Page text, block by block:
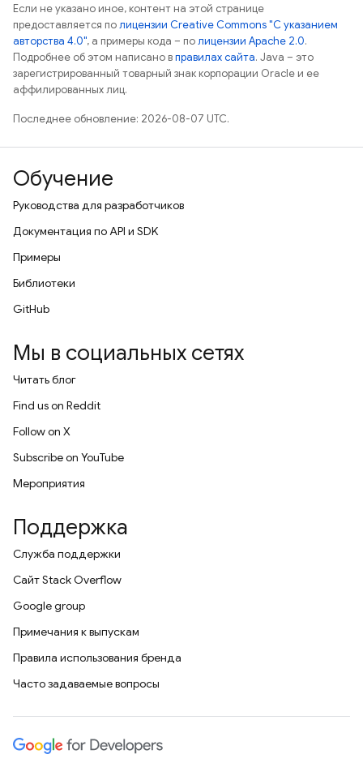
Если не указано иное, контент на этой странице
предоставляется полицензии Creative Commons "С указанием
авторства 4.0", а примеры кода – полицензии Apache 2.0.
Подробнее об этом написано вправилах сайта. Java – это
зарегистрированный товарный знак корпорации Oracle и ее
аффилированных лиц.
Последнее обновление: 2026-08-07 UTC.
Обучение
Руководства для разработчиков
Документация по API и SDK
Примеры
Библиотеки
GitHub
Мы в социальных сетях
Читать блог
Find us on Reddit
Follow on X
Subscribe on YouTube
Мероприятия
Поддержка
Служба поддержки
Сайт Stack Overflow
Google group
Примечания к выпускам
Правила использования бренда
Часто задаваемые вопросы